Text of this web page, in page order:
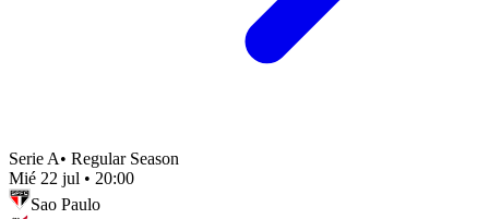
Serie A• Regular Season
Mié 22 jul • 20:00
Sao Paulo